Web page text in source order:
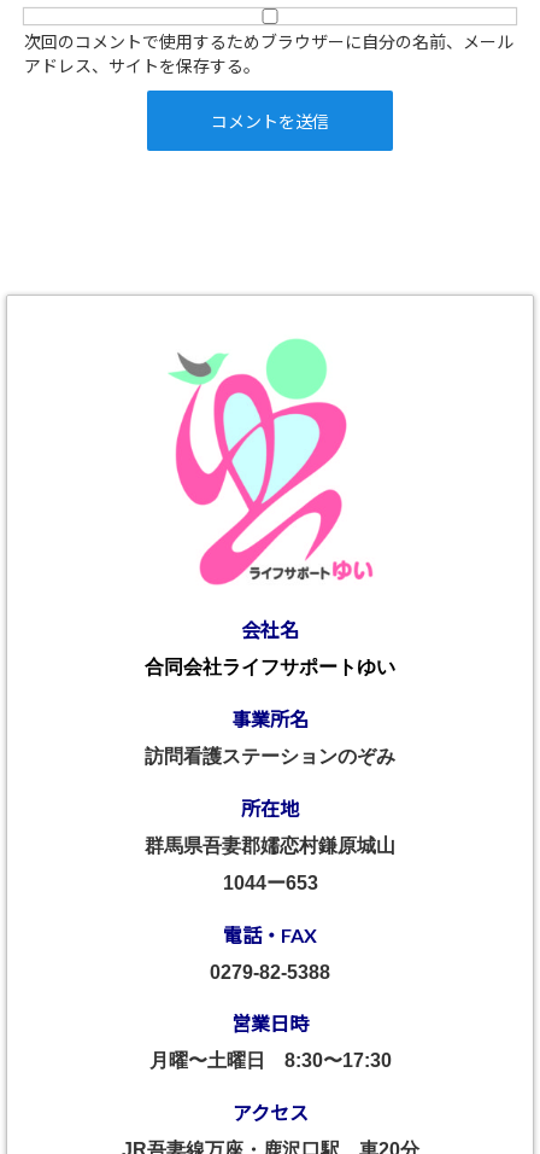
次回のコメントで使用するためブラウザーに自分の名前、メール
アドレス、サイトを保存する。
会社名
合同会社ライフサポートゆい
事業所名
訪問看護ステーションのぞみ
所在地
群馬県吾妻郡嬬恋村鎌原城山
1044ー653
電話・FAX
0279-82-5388
営業日時
月曜〜土曜日 8:30〜17:30
アクセス